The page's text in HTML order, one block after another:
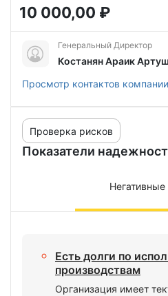
10 000,00 ₽
Генеральный Директор
Костанян Араик
Просмотр контактов компании
Показатели
Проверка рисков
Негативные
Есть долги по
производствам
Организация имеет